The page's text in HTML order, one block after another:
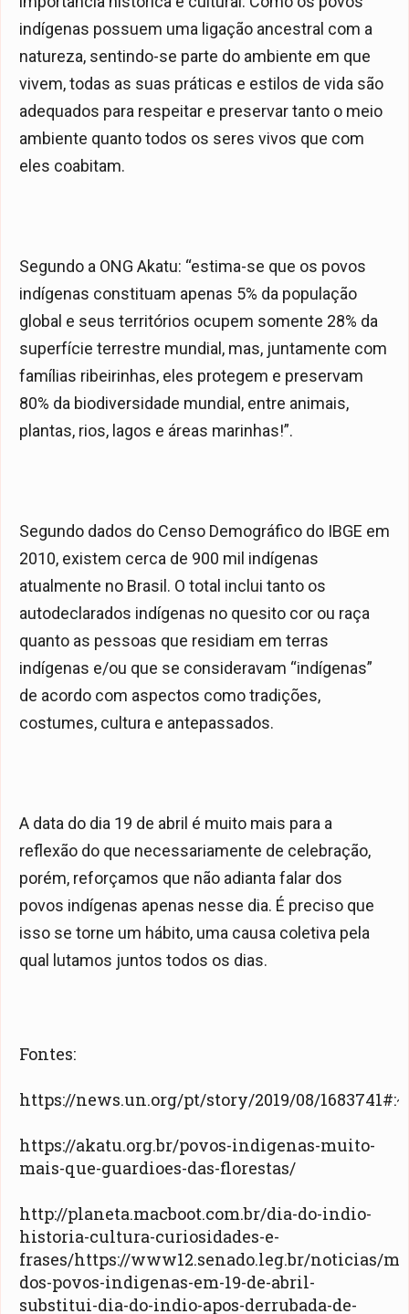
indígenas possuem uma ligação ancestral com a
natureza, sentindo-se parte do ambiente em que
vivem, todas as suas práticas e estilos de vida são
adequados para respeitar e preservar tanto o meio
ambiente quanto todos os seres vivos que com
eles coabitam.
Segundo a ONG Akatu: “estima-se que os povos
indígenas constituam apenas 5% da população
global e seus territórios ocupem somente 28% da
superfície terrestre mundial, mas, juntamente com
famílias ribeirinhas, eles protegem e preservam
80% da biodiversidade mundial, entre animais,
plantas, rios, lagos e áreas marinhas!”.
Segundo dados do Censo Demográfico do IBGE em
2010, existem cerca de 900 mil indígenas
atualmente no Brasil. O total inclui tanto os
autodeclarados indígenas no quesito cor ou raça
quanto as pessoas que residiam em terras
indígenas e/ou que se consideravam “indígenas”
de acordo com aspectos como tradições,
costumes, cultura e antepassados.
A data do dia 19 de abril é muito mais para a
reflexão do que necessariamente de celebração,
porém, reforçamos que não adianta falar dos
povos indígenas apenas nesse dia. É preciso que
isso se torne um hábito, uma causa coletiva pela
qual lutamos juntos todos os dias.
Fontes:
https://news.un.org/pt/story/2019/08/
https://akatu.org.br/povos-indigenas-muito-
mais-que-guardioes-das-florestas/
http://planeta.macboot.com.br/dia-do-indio-
historia-cultura-curiosidades-e-
frases/https://www12.senado.leg.br/noticias/
dos-povos-indigenas-em-19-de-abril-
substitui-dia-do-indio-apos-derrubada-de-